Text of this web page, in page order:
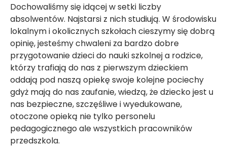
Dochowaliśmy się idącej w setki liczby
absolwentów. Najstarsi z nich studiują. W środowisku
lokalnym i okolicznych szkołach cieszymy się dobrą
opinię, jesteśmy chwaleni za bardzo dobre
przygotowanie dzieci do nauki szkolnej a rodzice,
którzy trafiają do nas z pierwszym dzieckiem
oddają pod naszą opiekę swoje kolejne pociechy
gdyż mają do nas zaufanie, wiedzą, że dziecko jest u
nas bezpieczne, szczęśliwe i wyedukowane,
otoczone opieką nie tylko personelu
pedagogicznego ale wszystkich pracowników
przedszkola.